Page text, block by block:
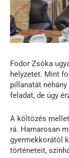
Fodor Zsóka
helyzetet. Mint
pillanatát
feladat, de úgy
A költözés
rá. Hamarosan
gyermekkorától
történeteit,